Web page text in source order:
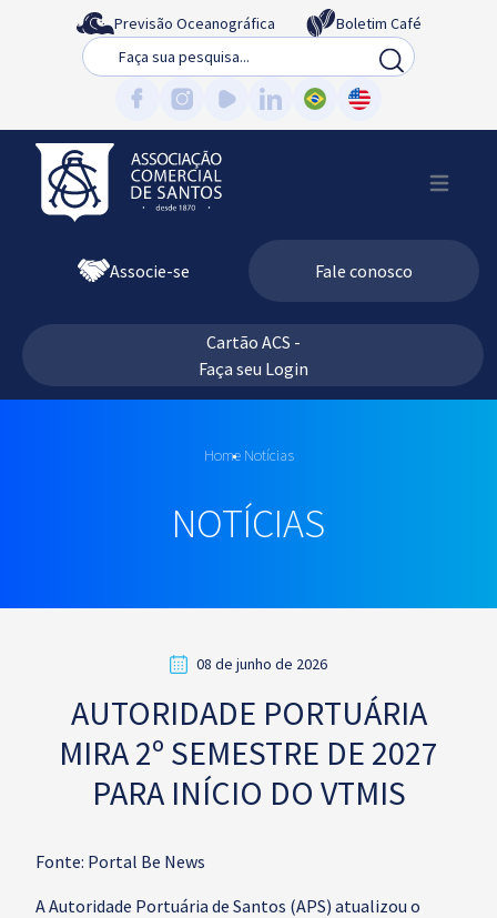
Previsão Oceanográfica
Boletim Café
Busca
Associe-se Fale conosco
Cartão ACS -
Faça seu Login
Home Notícias
NOTÍCIAS
08 de junho de 2026
AUTORIDADE PORTUÁRIA
MIRA 2º SEMESTRE DE 2027
PARA INÍCIO DO VTMIS
Fonte: Portal Be News
A Autoridade Portuária de Santos (APS) atualizou o